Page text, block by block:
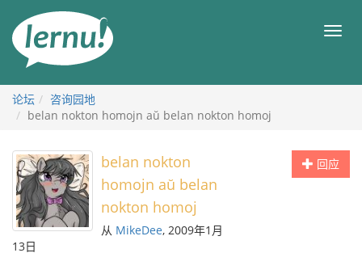
目
论坛
咨询园地
belan nokton homojn aŭ belan nokton homoj
回应
belan nokton
homojn aŭ belan
nokton homoj
从 MikeDee, 2009年1月
13日